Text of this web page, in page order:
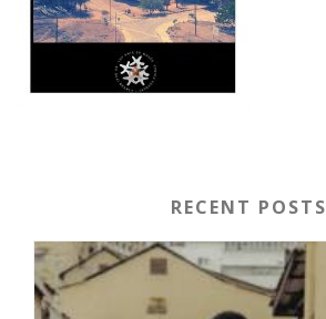
RECENT POSTS